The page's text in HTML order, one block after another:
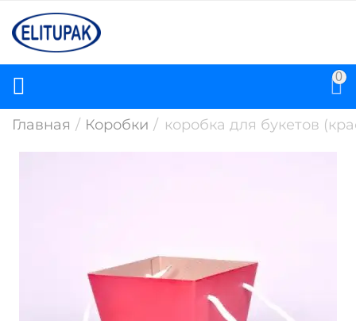
0
Главная / Коробки / коробка для букетов